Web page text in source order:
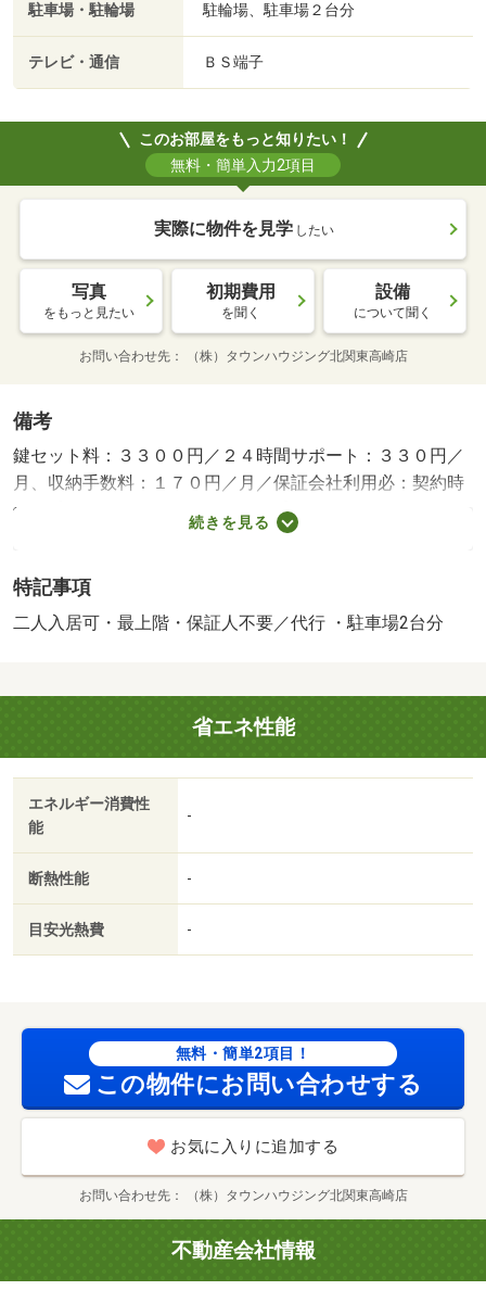
駐車場・駐輪場 駐輪場、駐車場２台分
テレビ・通信 ＢＳ端子
このお部屋をもっと知りたい！
無料・簡単入力2項目
実際に物件を見学 したい
写真
をもっと見たい
初期費用
を聞く
設備
について聞く
お問い合わせ先 （株）タウンハウジング北関東高崎店
備考
鍵セット料：３３００円／２４時間サポート：３３０円／
月、収納手数料：１７０円／月／保証会社利用必：契約時
保証委託料：２．２万／月額保証委託料：賃料総額の２．
２％又は５．５％ ※ペット可は２．５万／２．５％／普
審査のご相談にも柔軟なご対応が可能です♪タウングループ
は全店直営なので各地で得た知識や情報がすぐに水平展開
コン／フローリング／シャワー付洗面台／ＴＶインターホ
ン／室内洗濯置／シューズボックス／南向き／追焚機能浴
室／温水洗浄便座／洗面所独立／駐輪場／即入居可／礼金
不要／最上階／敷金不要／防犯カメラ／照明付／全居室収
納／ウォークインクロゼット／保証人不要／二人入居相談
／保証金不要／駐車５台以上／プロパンガス／ＢＳ／敷
他）まで４０３０ｍ／業務スーパー藤岡店（スーパー）ま
で９１０ｍ／ベルク大塚店（スーパー）まで１０８０ｍ／
フレッセイフィール藤岡店（スーパー）まで１２８０ｍ／
続きを見る
特記事項
二人入居可・最上階・保証人不要／代行 ・駐車場2台分
省エネ性能
エネルギー消費性
能
-
断熱性能 -
目安光熱費 -
無料・簡単2項目！
この物件にお問い合わせする
お気に入りに追加する
お問い合わせ先 （株）タウンハウジング北関東高崎店
不動産会社情報